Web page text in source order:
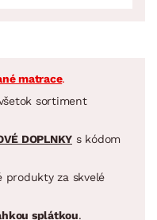
matrace.
sortiment
DOPLNKY s kódom
produkty za skvelé
splátkou.